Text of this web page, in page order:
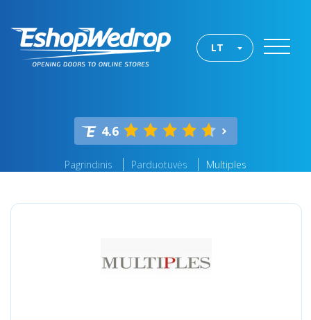
LT
4.6
Pagrindinis Parduotuvės Multiples